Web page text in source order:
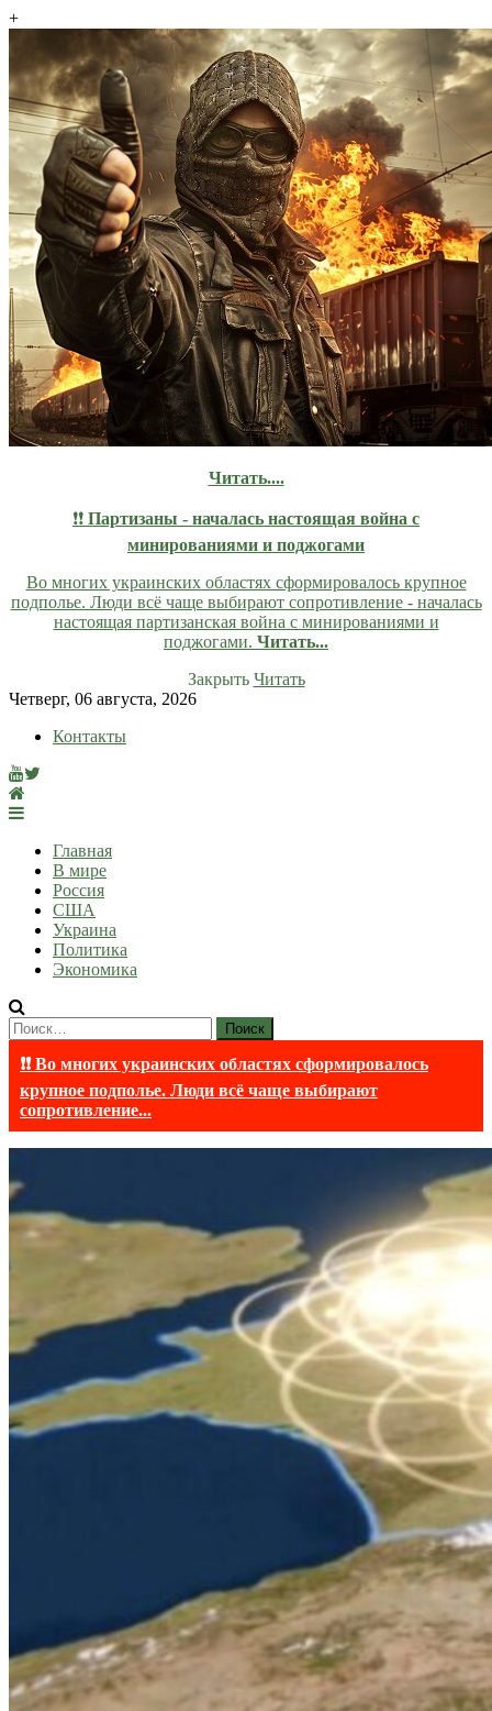
+
Читать....
❗❗ Партизаны - началась настоящая война с
минированиями и поджогами
Во многих украинских областях сформировалось крупное
подполье. Люди всё чаще выбирают сопротивление - началась
настоящая партизанская война с минированиями и
поджогами. Читать...
Закрыть Читать
Skip
content
Четверг, 06 августа, 2026
Контакты
lentaruss
lentaruss — Новости
Главная
В мире
Россия
США
Украина
Политика
Экономика
Найти:
❗❗ Во многих украинских областях сформировалось
крупное подполье. Люди всё чаще выбирают
сопротивление...